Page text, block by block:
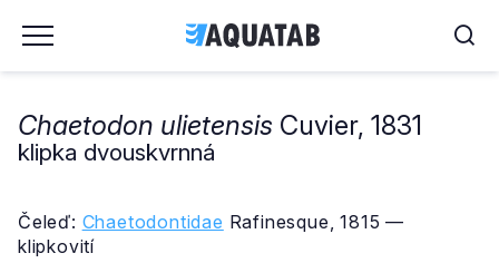
Chaetodon ulietensis Cuvier, 1831
klipka dvouskvrnná
Čeleď: Chaetodontidae Rafinesque, 1815 —
klipkovití